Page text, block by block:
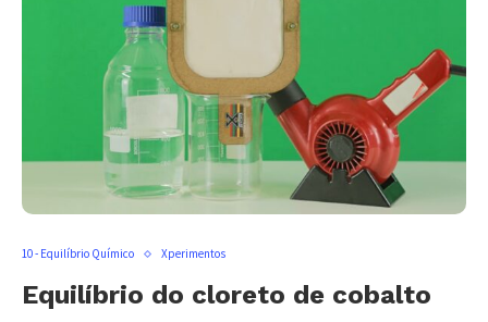
10 - Equilíbrio Químico Xperimentos
Equilíbrio do cloreto de cobalto